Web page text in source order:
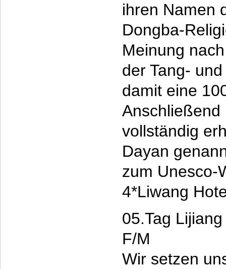
ihren Namen
Dongba-
Meinung
der Tang-
damit eine
Anschließend
vollständig
Dayan
zum Unesco-
4*Liwang
05.Tag
F/M
Wir setzen